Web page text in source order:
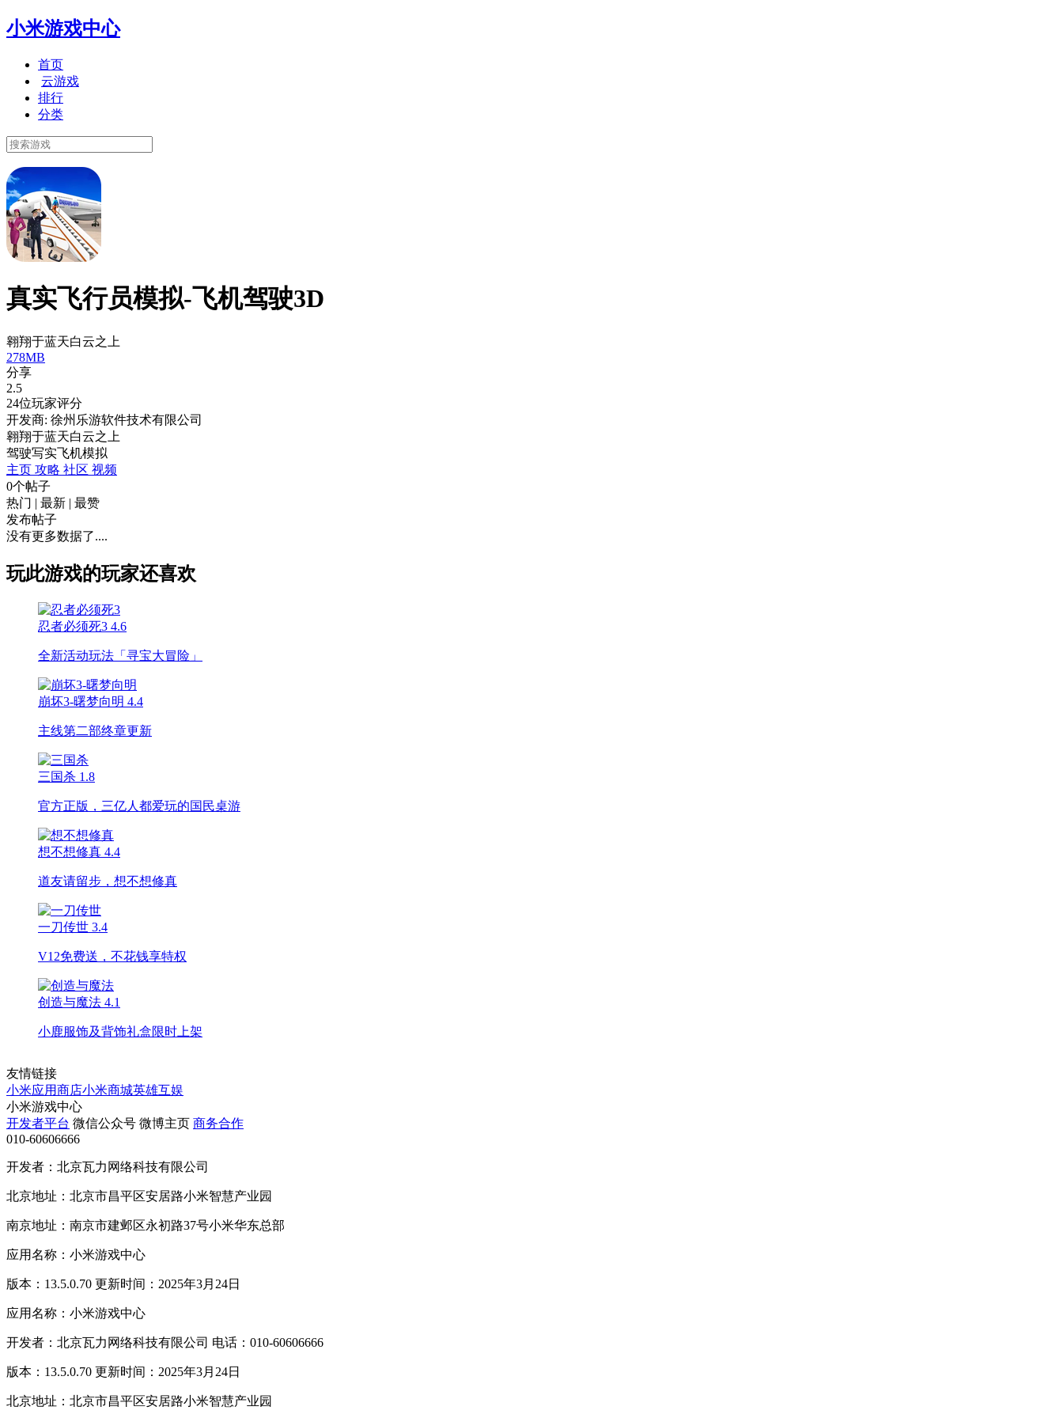
小米游戏中心
首页
云游戏
排行
分类
真实飞行员模拟-飞机驾驶3D
翱翔于蓝天白云之上
278MB
分享
2.5
24位玩家评分
开发商: 徐州乐游软件技术有限公司
翱翔于蓝天白云之上
驾驶写实飞机模拟
主页 攻略 社区 视频
0个帖子
热门 | 最新 | 最赞
发布帖子
没有更多数据了....
玩此游戏的玩家还喜欢
忍者必须死3 4.6
全新活动玩法「寻宝大冒险」
崩坏3-曙梦向明 4.4
主线第二部终章更新
三国杀 1.8
官方正版，三亿人都爱玩的国民桌游
想不想修真 4.4
道友请留步，想不想修真
一刀传世 3.4
V12免费送，不花钱享特权
创造与魔法 4.1
小鹿服饰及背饰礼盒限时上架
友情链接
小米应用商店小米商城英雄互娱
小米游戏中心
开发者平台 微信公众号 微博主页 商务合作
010-60606666
开发者：北京瓦力网络科技有限公司
北京地址：北京市昌平区安居路小米智慧产业园
南京地址：南京市建邺区永初路37号小米华东总部
应用名称：小米游戏中心
版本：13.5.0.70 更新时间：2025年3月24日
应用名称：小米游戏中心
开发者：北京瓦力网络科技有限公司 电话：010-60606666
版本：13.5.0.70 更新时间：2025年3月24日
北京地址：北京市昌平区安居路小米智慧产业园